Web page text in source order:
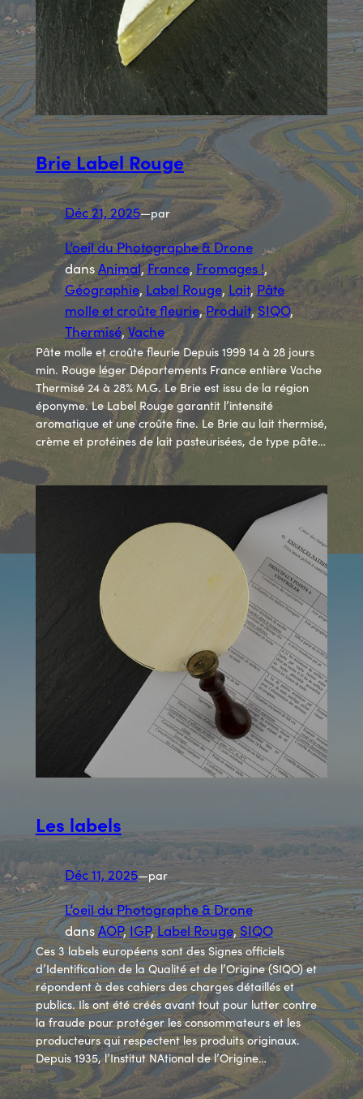
Brie Label Rouge
Déc 21, 2025—par
L’oeil du Photographe & Drone
dansAnimal, France, Fromages !
Géographie, Label Rouge, Lait, Pâte
molle et croûte fleurie, Produit, SIQO
Thermisé, Vache
Pâte molle et croûte fleurie Depuis 1999 14 à 28 jours
min. Rouge léger Départements France entière Vache
Thermisé 24 à 28% M.G. Le Brie est issu de la région
éponyme. Le Label Rouge garantit l’intensité
aromatique et une croûte fine. Le Brie au lait thermisé,
crème et protéines de lait pasteurisées, de type pâte…
Les labels
Déc 11, 2025—par
L’oeil du Photographe & Drone
dansAOP, IGP, Label Rouge, SIQO
Ces 3 labels européens sont des Signes officiels
d’Identification de la Qualité et de l’Origine (SIQO) et
répondent à des cahiers des charges détaillés et
publics. Ils ont été créés avant tout pour lutter contre
la fraude pour protéger les consommateurs et les
producteurs qui respectent les produits originaux.
Depuis 1935, l’Institut NAtional de l’Origine…